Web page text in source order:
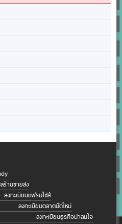
ร้านขายส่ง
ลงทะเบียนแฟรนไชส์
ลงทะเบียนตลาดนัดใหม่
ลงทะเบียนธุรกิจน่าสนใจ